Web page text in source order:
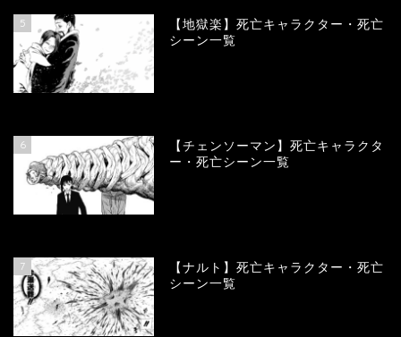
5
【地獄楽】死亡キャラクター・死亡
シーン一覧
6
【チェンソーマン】死亡キャラクタ
ー・死亡シーン一覧
7
【ナルト】死亡キャラクター・死亡
シーン一覧